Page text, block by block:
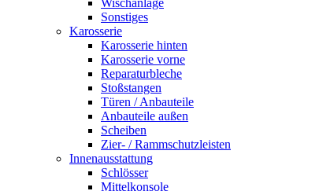
Sonstiges
Karosserie
Karosserie hinten
Karosserie vorne
Reparaturbleche
Stoßstangen
Türen / Anbauteile
Anbauteile außen
Scheiben
Zier- / Rammschutzleisten
Innenausstattung
Schlösser
Mittelkonsole